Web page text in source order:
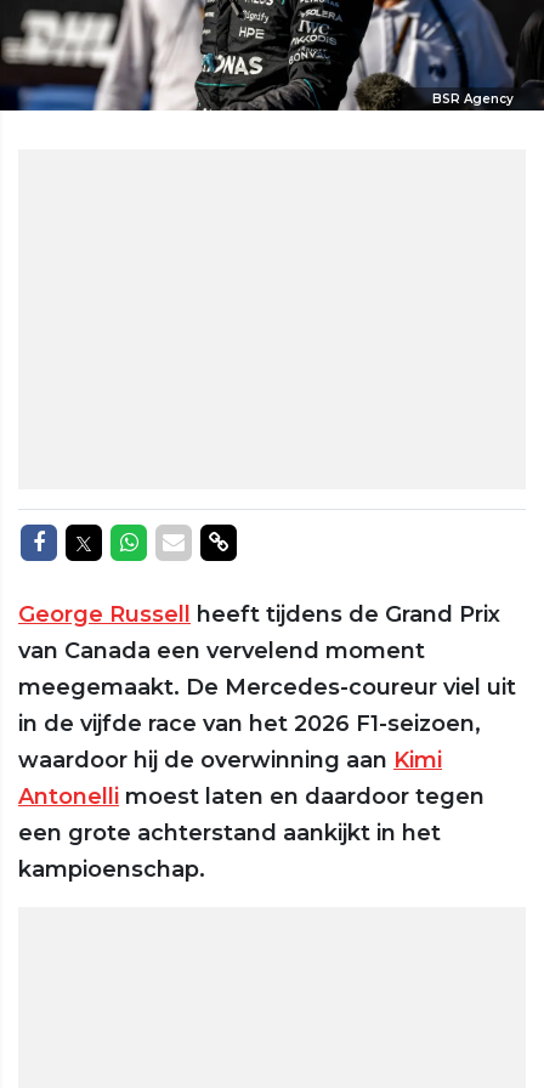
BSR Agency
Delen op Facebook
Delen op Twitter
Delen op Whatsapp
Delen via Mail
Delen via link
George Russell heeft tijdens de Grand Prix
van Canada een vervelend moment
meegemaakt. De Mercedes-coureur viel uit
in de vijfde race van het 2026 F1-seizoen,
waardoor hij de overwinning aan Kimi
Antonelli moest laten en daardoor tegen
een grote achterstand aankijkt in het
kampioenschap.